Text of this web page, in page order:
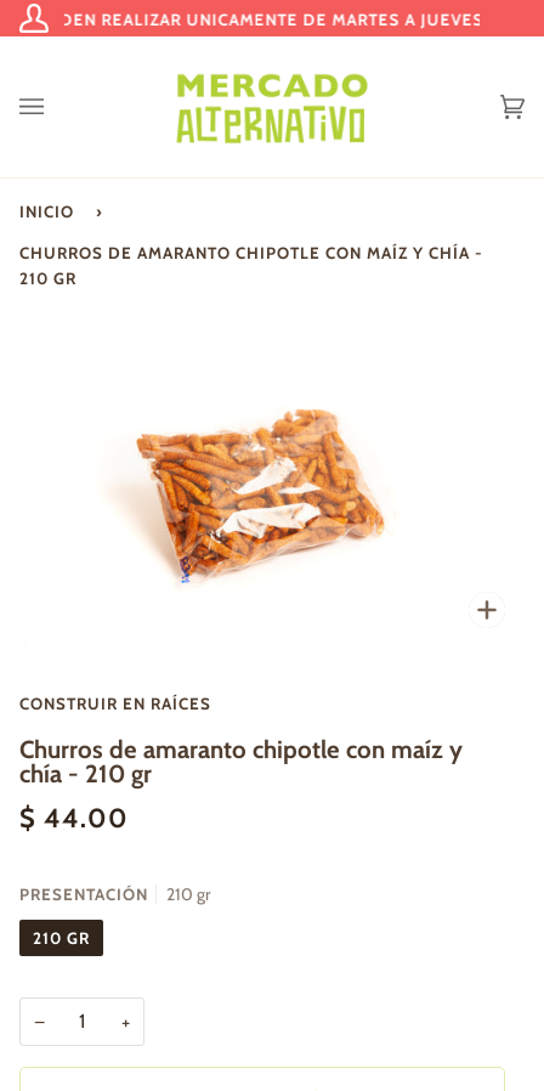
contenido
Mi
PUEDEN REALIZAR UNICAMENTE DE MARTES A JUEVES |
INICIO ›
CHURROS DE AMARANTO CHIPOTLE CON MAÍZ Y CHÍA -
210 GR
CONSTRUIR EN RAÍCES
Churros de amaranto chipotle con maíz y
chía - 210 gr
$ 44.00
PRESENTACIÓN 210 gr
210 GR
− +